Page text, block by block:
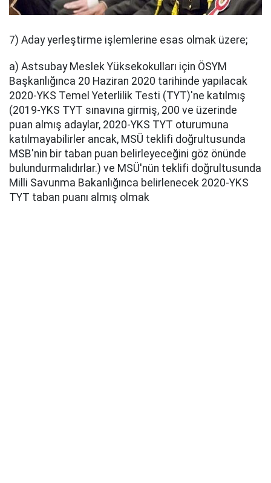
7) Aday yerleştirme işlemlerine esas olmak üzere;
a) Astsubay Meslek Yüksekokulları için ÖSYM
Başkanlığınca 20 Haziran 2020 tarihinde yapılacak
2020-YKS Temel Yeterlilik Testi (TYT)'ne katılmış
(2019-YKS TYT sınavına girmiş, 200 ve üzerinde
puan almış adaylar, 2020-YKS TYT oturumuna
katılmayabilirler ancak, MSÜ teklifi doğrultusunda
MSB'nin bir taban puan belirleyeceğini göz önünde
bulundurmalıdırlar.) ve MSÜ'nün teklifi doğrultusunda
Milli Savunma Bakanlığınca belirlenecek 2020-YKS
TYT taban puanı almış olmak